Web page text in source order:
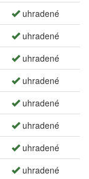
uhradené
uhradené
uhradené
uhradené
uhradené
uhradené
uhradené
uhradené